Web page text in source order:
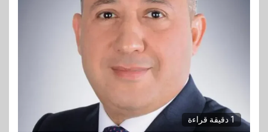
1 دقيقة قراءة